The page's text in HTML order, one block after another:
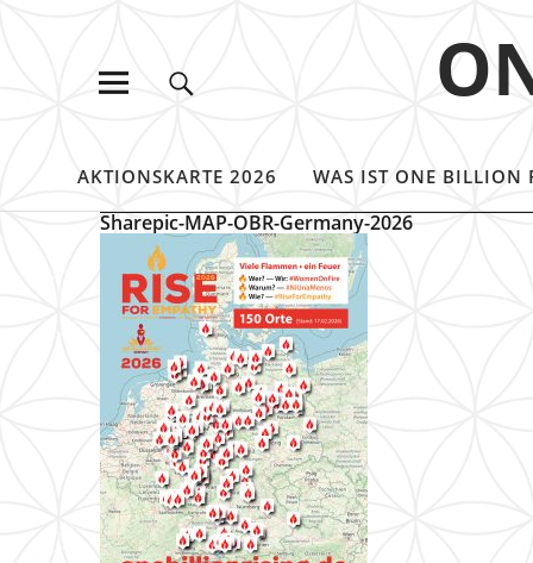
AKTIONSKARTE 2026 WAS IST ONE BILLION
Sharepic-MAP-OBR-Germany-2026